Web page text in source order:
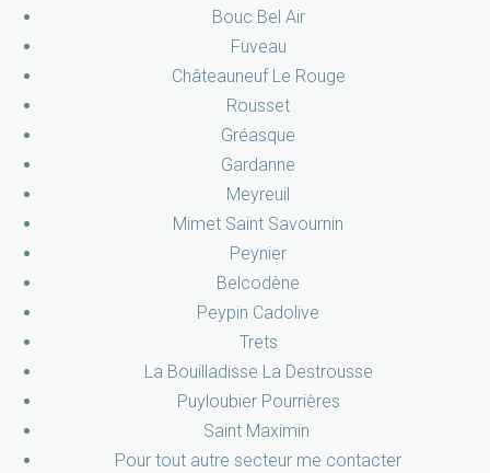
Bouc Bel Air
Fuveau
Châteauneuf Le Rouge
Rousset
Gréasque
Gardanne
Meyreuil
Mimet Saint Savournin
Peynier
Belcodène
Peypin Cadolive
Trets
La Bouilladisse La Destrousse
Puyloubier Pourrières
Saint Maximin
Pour tout autre secteur me contacter